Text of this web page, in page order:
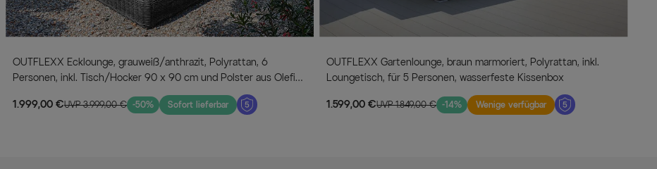
OUTFLEXX Ecklounge, grauweiß/anthrazit, Polyrattan, 6
Personen, inkl. Tisch/Hocker 90 x 90 cm und Polster aus Olefin
1.999,00 €UVP 3.999,00 € -50% Sofort lieferbar
OUTFLEXX Gartenlounge, braun marmoriert, Polyrattan, inkl.
Loungetisch, für 5 Personen, wasserfeste Kissenbox
1.599,00 €UVP 1.849,00 € -14% Wenige verfügbar